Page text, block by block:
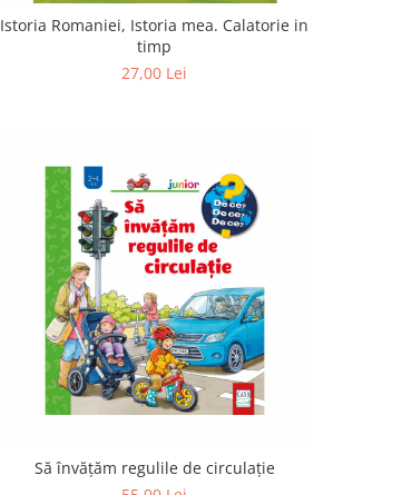
Istoria Romaniei, Istoria mea. Calatorie in
timp
27,00 Lei
Să învățăm regulile de circulație